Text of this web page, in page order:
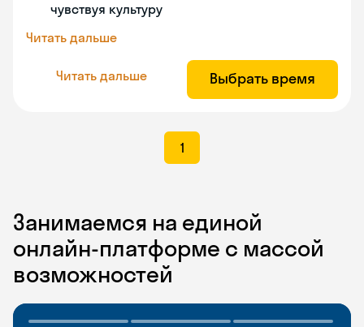
чувствуя культуру
Читать дальше
Читать дальше Выбрать время
1
Занимаемся на единой
онлайн-платформе с массой
возможностей